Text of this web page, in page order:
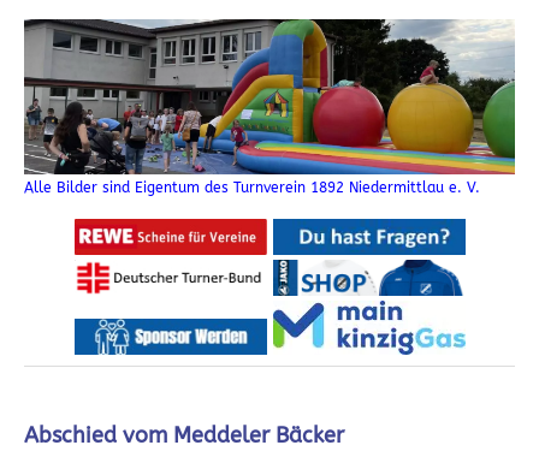
Alle Bilder sind Eigentum des Turnverein 1892 Niedermittlau e. V.
Abschied vom Meddeler Bäcker